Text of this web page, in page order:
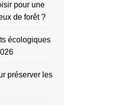
pour une
de forêt ?
écologiques
préserver les